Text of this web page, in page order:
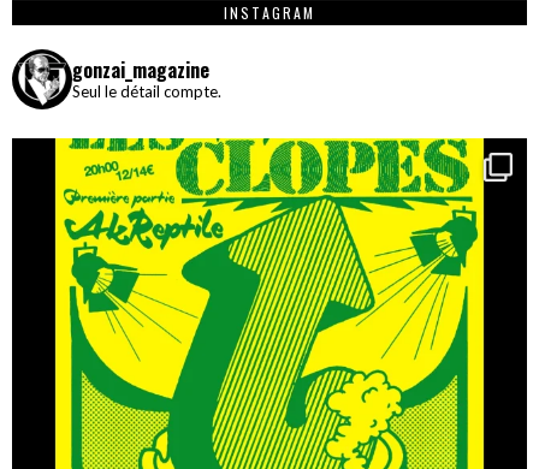
INSTAGRAM
gonzai_magazine
Seul le détail compte.